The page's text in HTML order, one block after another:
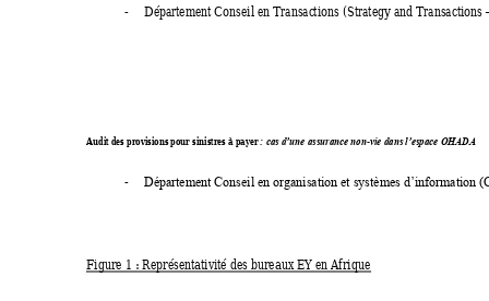
- Département Conseil en Transactions (Strategy and Transactions
Audit des provisions pour sinistres à payer : cas d’une assurance non-vie dans l’espace OHADA
- Département Conseil en organisation et systèmes d’information
Figure 1 : Représentativité des bureaux EY en Afrique